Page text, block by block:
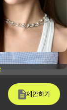
제안하기